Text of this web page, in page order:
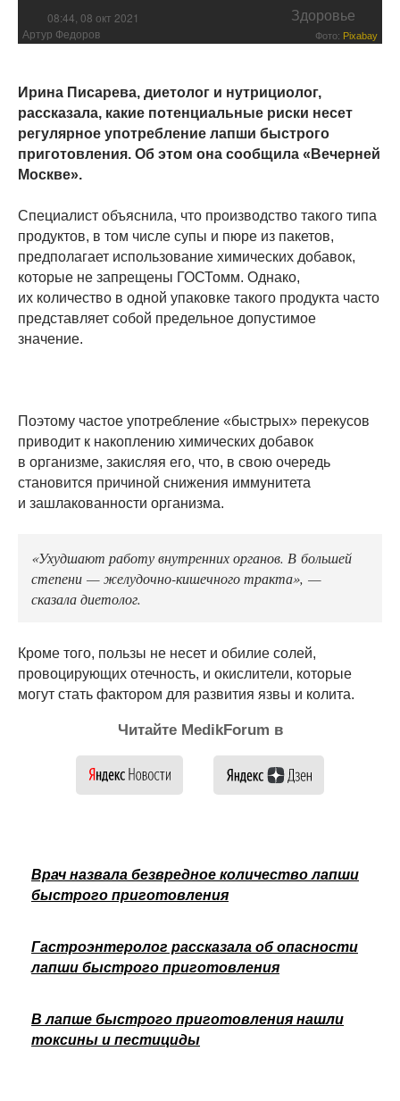
08:44, 08 окт 2021 Здоровье
Артур Федоров Фото: Pixabay
Ирина Писарева, диетолог и нутрициолог,
рассказала, какие потенциальные риски несет
регулярное употребление лапши быстрого
приготовления. Об этом она сообщила «Вечерней
Москве».
Специалист объяснила, что производство такого типа
продуктов, в том числе супы и пюре из пакетов,
предполагает использование химических добавок,
которые не запрещены ГОСТомм. Однако,
их количество в одной упаковке такого продукта часто
представляет собой предельное допустимое
значение.
Поэтому частое употребление «быстрых» перекусов
приводит к накоплению химических добавок
в организме, закисляя его, что, в свою очередь
становится причиной снижения иммунитета
и зашлакованности организма.
«Ухудшают работу внутренних органов. В большей
степени — желудочно-кишечного тракта», —
сказала диетолог.
Кроме того, пользы не несет и обилие солей,
провоцирующих отечность, и окислители, которые
могут стать фактором для развития язвы и колита.
Читайте MedikForum в
Врач назвала безвредное количество лапши
быстрого приготовления
Гастроэнтеролог рассказала об опасности
лапши быстрого приготовления
В лапше быстрого приготовления нашли
токсины и пестициды